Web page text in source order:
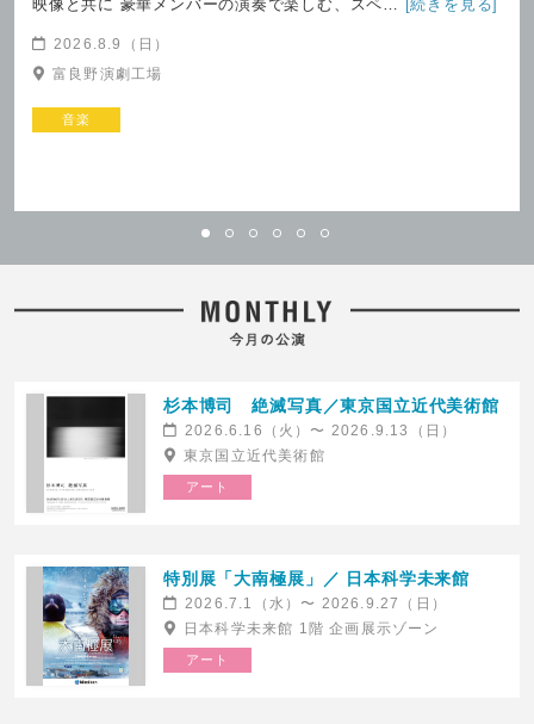
朝無双之禅苑」／ 東京国立博物館 平
東京国立博物館 平成館 （東京・上野公
園）
Tribute to OSCAR PETERSON
“We Get Requests
revisited”presented by Tadataka
Unno/海野雅威
2026.8.8(土)発売
I’M A SHOW (アイマショウ)
【大阪】パンタレイ
2026.8.8(土)発売
NHK大阪ホール
映像と共に 豪華メンバーの演奏で楽しむ、スペ…
[続きを見る]
2026.8.9（日）
富良野演劇工場
音楽
杉本博司 絶滅写真／東京国立近代美術館
2026.6.16（火）〜 2026.9.13（日）
東京国立近代美術館
アート
特別展「大南極展」／ 日本科学未来館
2026.7.1（水）〜 2026.9.27（日）
日本科学未来館 1階 企画展示ゾーン
アート